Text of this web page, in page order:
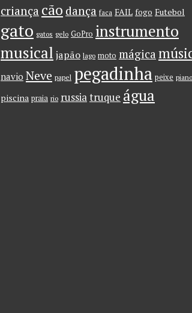
criançacão dança faca FAIL fogo Futebol
gato gatos gelo GoPro instrumento
musical japão lago moto mágica
navio Neve papel pegadinha peixe piano
piscina praia rio russiatruque água